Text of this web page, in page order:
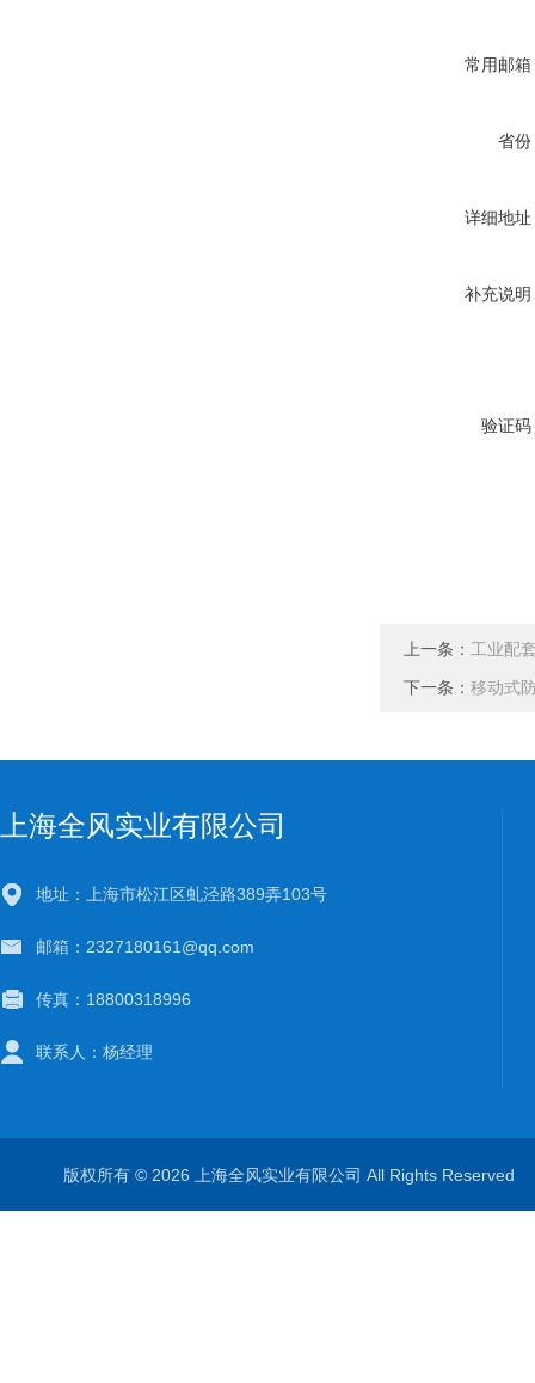
常用邮箱
省份
详细地址
补充说明
验证码
上一条： 工业配
下一条： 移动式
上海全风实业有限公司
地址：上海市松江区虬泾路389弄103号
邮箱：2327180161@qq.com
传真：18800318996
联系人：杨经理
版权所有 © 2026 上海全风实业有限公司 All Rights